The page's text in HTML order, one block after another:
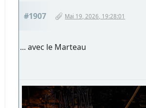
#1907 Mai 19, 2026, 19:28:01
... avec le Marteau